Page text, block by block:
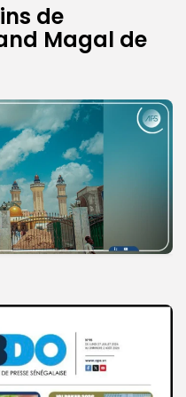
de
Magal de